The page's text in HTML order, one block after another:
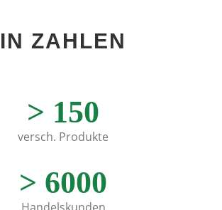
IN ZAHLEN
> 150
versch. Produkte
> 6000